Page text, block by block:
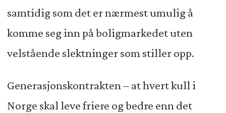
samtidig som det er nærmest umulig å
komme seg inn på boligmarkedet uten
velstående slektninger som stiller opp.
Generasjonskontrakten – at hvert kull i
Norge skal leve friere og bedre enn det